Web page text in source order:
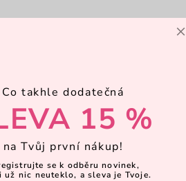
×
Co takhle dodatečná
15 %
na Tvůj první nákup!
se k odběru novinek,
už nic neuteklo, a sleva je Tvoje.